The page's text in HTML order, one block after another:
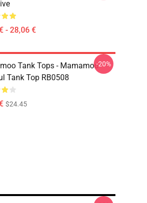
- 28,06 €
Tank Tops - Mamamoo
Tank Top RB0508
$24.45
-20%